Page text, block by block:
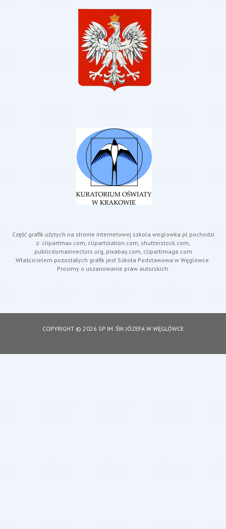
Część grafik użytych na stronie internetowej szkola.weglowka.pl pochodzi
z: clipartmax.com, clipartstation.com, shutterstock.com,
publicdomainvectors.org, pixabay.com, clipartimage.com
Właścicielem pozostałych grafik jest Szkoła Podstawowa w Węglówce.
Prosimy o uszanowanie praw autorskich.
COPYRIGHT © 2026 SP IM. ŚW. JÓZEFA W WĘGLÓWCE